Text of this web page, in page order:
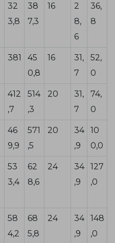
32
3,8
38
7,3
16
2
8,
6
36,
8
381
45
0,8
16
31,
7
52,
0
412
,7
514
,3
20
31,
7
74,
0
46
9,9
571
,5
20
34
,9
10
0,0
53
3,4
62
8,6
24
34
,9
127
,0
58
4,2
68
5,8
24
34
,9
148
,0